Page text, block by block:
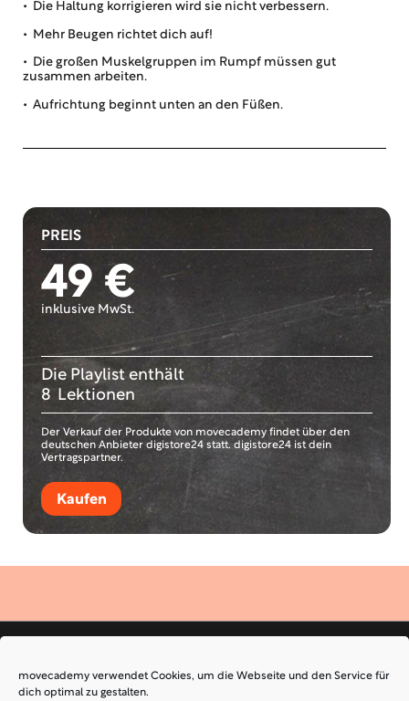
movecademy verwendet Cookies, um die Webseite und den Service für
dich optimal zu gestalten.
• Die Haltung korrigieren wird sie nicht verbessern.
• Mehr Beugen richtet dich auf!
• Die großen Muskelgruppen im Rumpf müssen gut
zusammen arbeiten.
• Aufrichtung beginnt unten an den Füßen.
PREIS
49 €
inklusive MwSt.
Die Playlist enthält
8
Lektionen
Der Verkauf der Produkte von movecademy findet über den
deutschen Anbieter digistore24 statt. digistore24 ist dein
Vertragspartner.
Kaufen